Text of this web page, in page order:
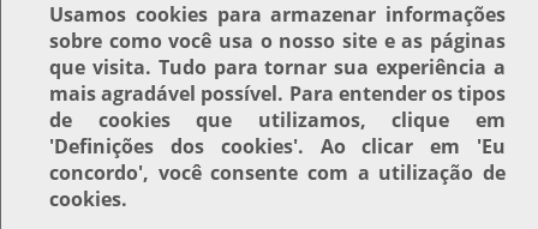
Usamos cookiespara armazenar informações
sobre como você usa o nosso site e as páginas
que visita. Tudo para tornar sua experiência a
mais agradável possível. Para entender os tipos
de cookies que utilizamos, clique em
'Definições dos cookies'. Ao clicar em 'Eu
concordo', você consente com a utilização de
cookies.